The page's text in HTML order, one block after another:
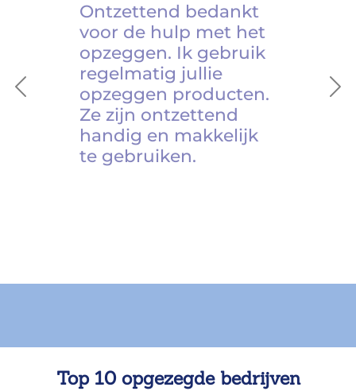
Previous
Ontzettend bedankt
voor de hulp met het
opzeggen. Ik gebruik
regelmatig jullie
opzeggen producten.
Ze zijn ontzettend
handig en makkelijk
te gebruiken.
Top 10 opgezegde bedrijven